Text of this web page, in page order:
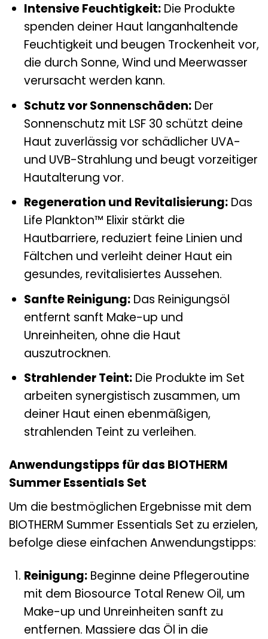
Intensive Feuchtigkeit:Die Produkte
spenden deiner Haut langanhaltende
Feuchtigkeit und beugen Trockenheit vor,
die durch Sonne, Wind und Meerwasser
verursacht werden kann.
Schutz vor Sonnenschäden:Der
Sonnenschutz mit LSF 30 schützt deine
Haut zuverlässig vor schädlicher UVA-
und UVB-Strahlung und beugt vorzeitiger
Hautalterung vor.
Regeneration und Revitalisierung:Das
Life Plankton™ Elixir stärkt die
Hautbarriere, reduziert feine Linien und
Fältchen und verleiht deiner Haut ein
gesundes, revitalisiertes Aussehen.
Sanfte Reinigung:Das Reinigungsöl
entfernt sanft Make-up und
Unreinheiten, ohne die Haut
auszutrocknen.
Strahlender Teint:Die Produkte im Set
arbeiten synergistisch zusammen, um
deiner Haut einen ebenmäßigen,
strahlenden Teint zu verleihen.
Anwendungstipps für das BIOTHERM
Summer Essentials Set
Um die bestmöglichen Ergebnisse mit dem
BIOTHERM Summer Essentials Set zu erzielen,
befolge diese einfachen Anwendungstipps:
Reinigung:Beginne deine Pflegeroutine
mit dem Biosource Total Renew Oil, um
Make-up und Unreinheiten sanft zu
entfernen. Massiere das Öl in die